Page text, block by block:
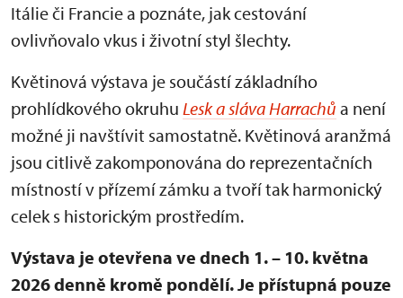
Itálie či Francie a poznáte, jak cestování
ovlivňovalo vkus i životní styl šlechty.
Květinová výstava je součástí základního
prohlídkového okruhu Lesk a sláva Harrachů a není
možné ji navštívit samostatně. Květinová aranžmá
jsou citlivě zakomponována do reprezentačních
místností v přízemí zámku a tvoří tak harmonický
celek s historickým prostředím.
Výstava je otevřena ve dnech 1. – 10. května
2026 denně kromě pondělí.Je přístupná pouze